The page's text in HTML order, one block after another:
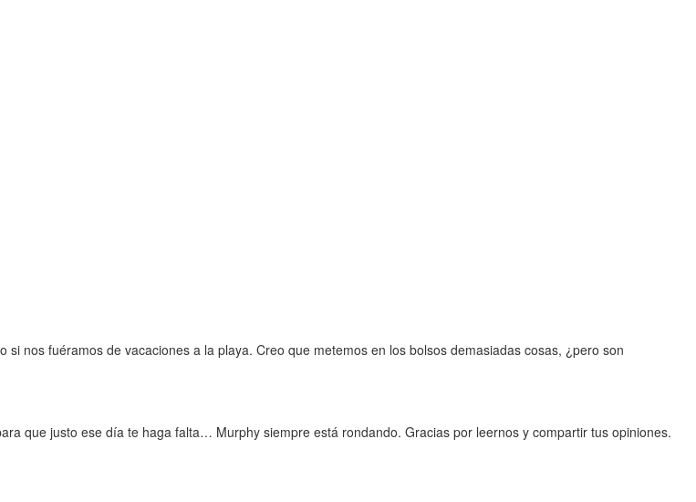
nos fuéramos de vacaciones a la playa. Creo que metemos en los bolsos demasiadas cosas, ¿pero son
que justo ese día te haga falta… Murphy siempre está rondando. Gracias por leernos y compartir tus opiniones.